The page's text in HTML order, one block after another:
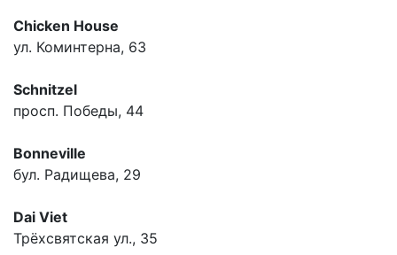
Chicken House
ул. Коминтерна, 63
Schnitzel
просп. Победы, 44
Bonneville
бул. Радищева, 29
Dai Viet
Трёхсвятская ул., 35